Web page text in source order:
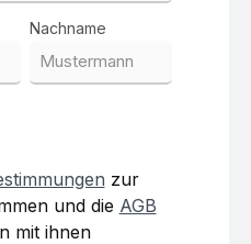
Nachname
zur
und die AGB
mit ihnen